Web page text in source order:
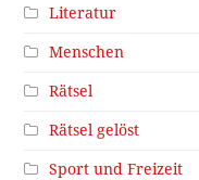
Literatur
Menschen
Rätsel
Rätsel gelöst
Sport und Freizeit